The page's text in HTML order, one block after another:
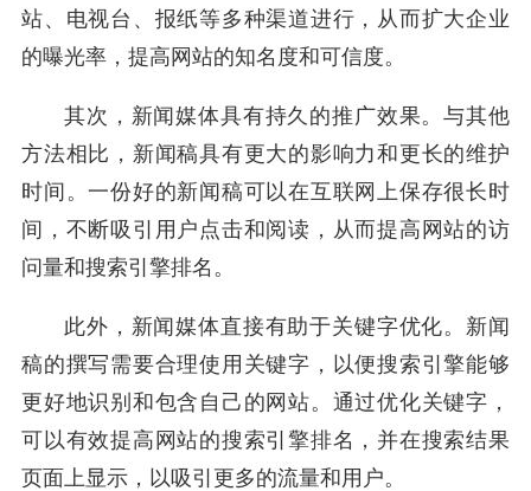
站、电视台、报纸等多种渠道进行，从而扩大企业
的曝光率，提高网站的知名度和可信度。
其次，新闻媒体具有持久的推广效果。与其他
方法相比，新闻稿具有更大的影响力和更长的维护
时间。一份好的新闻稿可以在互联网上保存很长时
间，不断吸引用户点击和阅读，从而提高网站的访
问量和搜索引擎排名。
此外，新闻媒体直接有助于关键字优化。新闻
稿的撰写需要合理使用关键字，以便搜索引擎能够
更好地识别和包含自己的网站。通过优化关键字，
可以有效提高网站的搜索引擎排名，并在搜索结果
页面上显示，以吸引更多的流量和用户。